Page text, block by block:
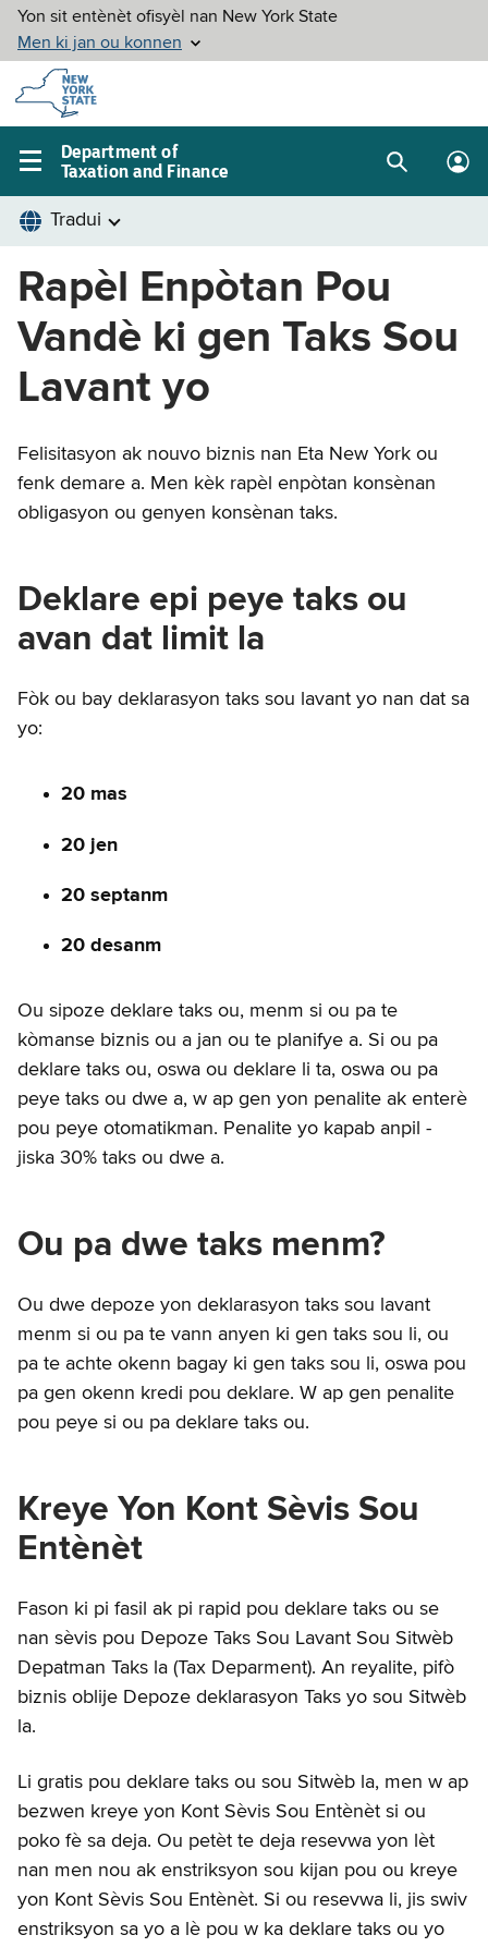
Skip to
main
content
Department of
Taxation and Finance
Main
navigation
menu
SearchLog
Rapèl Enpòtan Pou
Vandè ki gen Taks Sou
Lavant yo
Felisitasyon ak nouvo biznis nan Eta New York ou
fenk demare a. Men kèk rapèl enpòtan konsènan
obligasyon ou genyen konsènan taks.
Deklare epi peye taks ou
avan dat limit la
Fòk ou bay deklarasyon taks sou lavant yo nan dat sa
yo:
20 mas
20 jen
20 septanm
20 desanm
Ou sipoze deklare taks ou, menm si ou pa te
kòmanse biznis ou a jan ou te planifye a. Si ou pa
deklare taks ou, oswa ou deklare li ta, oswa ou pa
peye taks ou dwe a, w ap gen yon penalite ak enterè
pou peye otomatikman. Penalite yo kapab anpil -
jiska 30% taks ou dwe a.
Ou pa dwe taks menm?
Ou dwe depoze yon deklarasyon taks sou lavant
menm si ou pa te vann anyen ki gen taks sou li, ou
pa te achte okenn bagay ki gen taks sou li, oswa pou
pa gen okenn kredi pou deklare. W ap gen penalite
pou peye si ou pa deklare taks ou.
Kreye Yon Kont Sèvis Sou
Entènèt
Fason ki pi fasil ak pi rapid pou deklare taks ou se
nan sèvis pou Depoze Taks Sou Lavant Sou Sitwèb
Depatman Taks la (Tax Deparment). An reyalite, pifò
biznis oblije Depoze deklarasyon Taks yo sou Sitwèb
la.
Li gratis pou deklare taks ou sou Sitwèb la, men w ap
bezwen kreye yon Kont Sèvis Sou Entènèt si ou
poko fè sa deja. Ou petèt te deja resevwa yon lèt
nan men nou ak enstriksyon sou kijan pou ou kreye
yon Kont Sèvis Sou Entènèt. Si ou resevwa li, jis swiv
enstriksyon sa yo a lè pou w ka deklare taks ou yo